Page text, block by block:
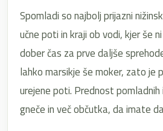
Spomladi so najbolj prijazni
učne poti in kraji ob vodi, kjer še
dober čas za prve daljše
lahko marsikje še moker, zato je
urejene poti. Prednost
gneče in več občutka, da imate